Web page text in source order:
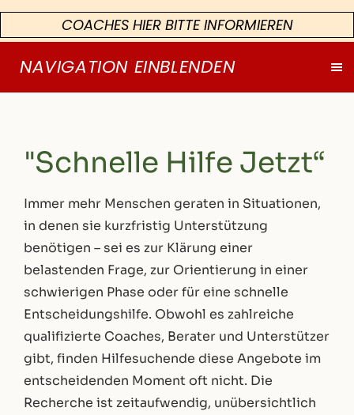
COACHES HIER BITTE INFORMIEREN
NAVIGATION EINBLENDEN
"Schnelle Hilfe Jetzt“
Immer mehr Menschen geraten in Situationen,
in denen sie kurzfristig Unterstützung
benötigen – sei es zur Klärung einer
belastenden Frage, zur Orientierung in einer
schwierigen Phase oder für eine schnelle
Entscheidungshilfe. Obwohl es zahlreiche
qualifizierte Coaches, Berater und Unterstützer
gibt, finden Hilfesuchende diese Angebote im
entscheidenden Moment oft nicht. Die
Recherche ist zeitaufwendig, unübersichtlich